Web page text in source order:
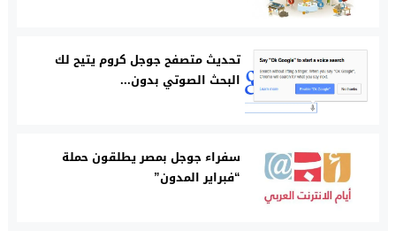
تحديث متصفح جوجل كروم يتيح لك
البحث الصوتي بدون...
سفراء جوجل بمصر يطلقون حملة
“فبراير المدون”